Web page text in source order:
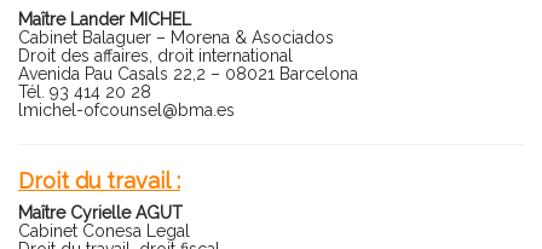
Maître Lander MICHEL
Cabinet Balaguer – Morena & Asociados
Droit des affaires, droit international
Avenida Pau Casals 22,2 – 08021 Barcelona
Tél. 93 414 20 28
lmichel-ofcounsel@bma.es
Droit du travail :
Maître Cyrielle AGUT
Cabinet Conesa Legal